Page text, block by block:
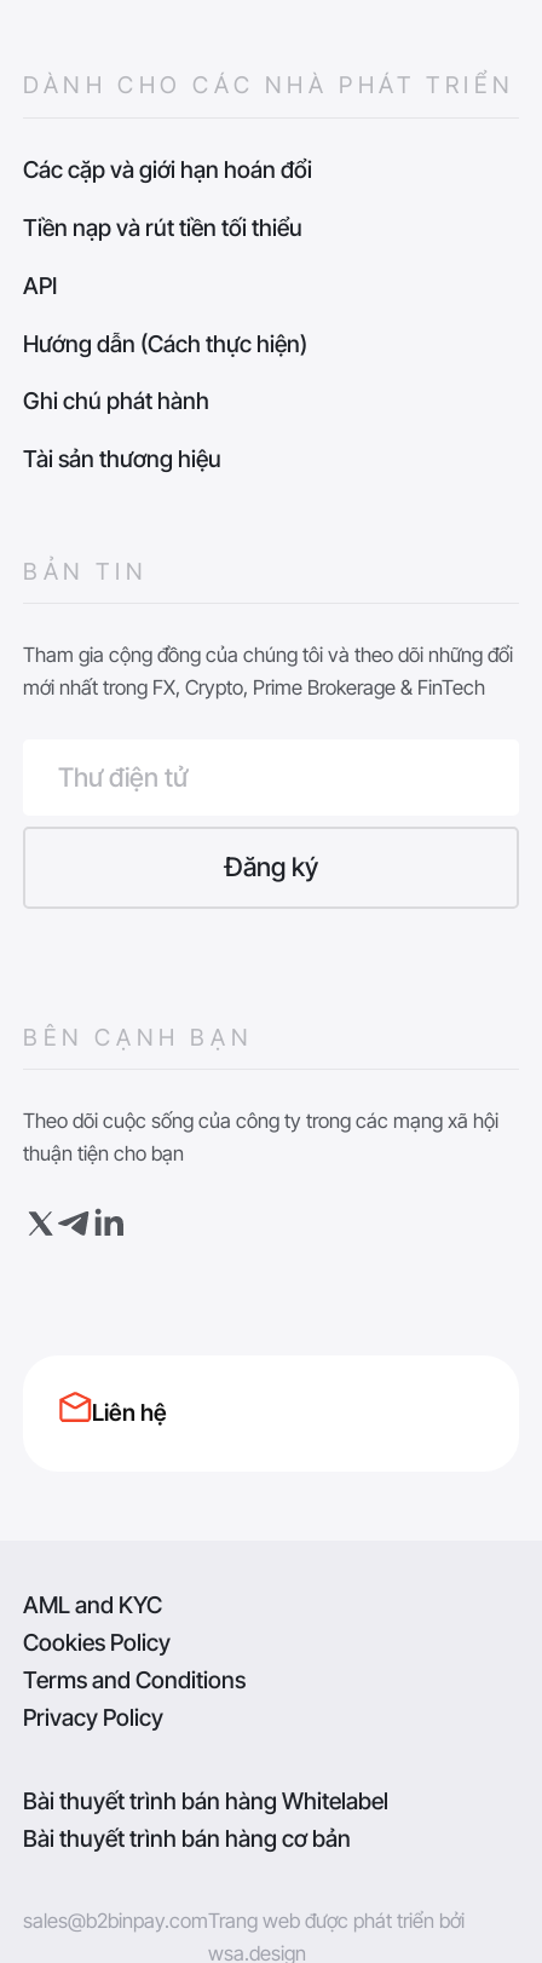
DÀNH CHO CÁC NHÀ PHÁT TRIỂN
Các cặp và giới hạn hoán đổi
Tiền nạp và rút tiền tối thiểu
API
Hướng dẫn (Cách thực hiện)
Ghi chú phát hành
Tài sản thương hiệu
BẢN TIN
Tham gia cộng đồng của chúng tôi và theo dõi những đổi
mới nhất trong FX, Crypto, Prime Brokerage & FinTech
BÊN CẠNH BẠN
Theo dõi cuộc sống của công ty trong các mạng xã hội
thuận tiện cho bạn
Liên hệ
AML and KYC
Cookies Policy
Terms and Conditions
Privacy Policy
Bài thuyết trình bán hàng Whitelabel
Bài thuyết trình bán hàng cơ bản
sales@b2binpay.comTrang web được phát triển bởi
wsa.design